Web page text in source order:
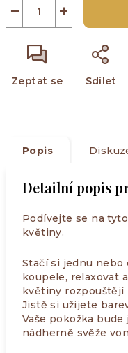
+
−
Zeptat se Sdílet
Popis
Detailní popis
Podívejte se na
květiny.
Stačí si jednu
koupele, relaxovat
květiny rozpouštějí
Jistě si užijete
Vaše pokožka
nádherně svěže